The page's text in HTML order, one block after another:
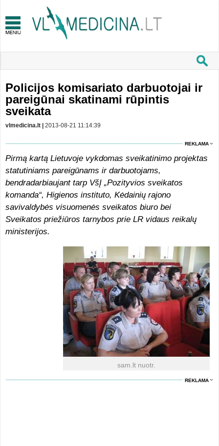
Policijos komisariato darbuotojai ir
pareigūnai skatinami rūpintis
sveikata
vlmedicina.lt | 2013-08-21 11:14:39
REKLAMA
Pirmą kartą Lietuvoje vykdomas sveikatinimo projektas
statutiniams pareigūnams ir darbuotojams,
bendradarbiaujant tarp VšĮ „Pozityvios sveikatos
komanda“, Higienos instituto, Kėdainių rajono
savivaldybės visuomenės sveikatos biuro bei
Sveikatos priežiūros tarnybos prie LR vidaus reikalų
ministerijos.
sam.lt nuotr.
REKLAMA